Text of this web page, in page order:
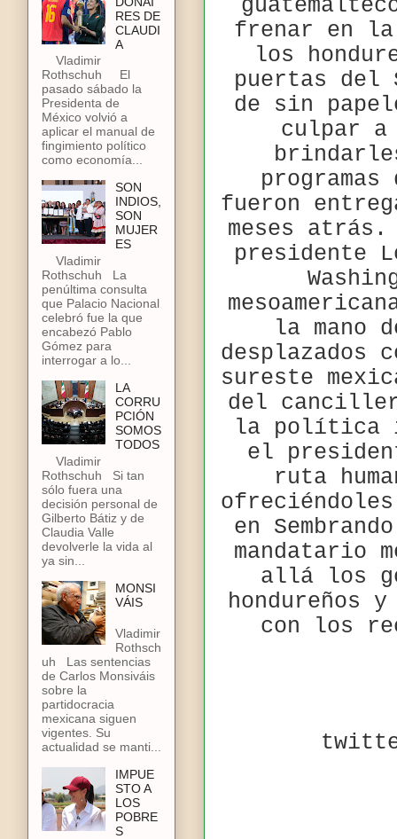
frenar en
los
puertas del
de sin
culpar a
fueron
meses
presidente
la mano
desplazados
sureste
del
la política
el
ruta
en
mandatario
allá los
hondureños
con los
RES DE
CLAUDI
A
Vladimir
Rothschuh El
pasado sábado la
Presidenta de
México volvió a
aplicar el manual de
fingimiento político
como economía...
SON
INDIOS,
SON
MUJER
ES
Vladimir
Rothschuh La
penúltima consulta
que Palacio Nacional
celebró fue la que
encabezó Pablo
Gómez para
interrogar a lo...
LA
CORRU
PCIÓN
SOMOS
TODOS
Vladimir
Rothschuh Si tan
sólo fuera una
decisión personal de
Gilberto Bátiz y de
Claudia Valle
devolverle la vida al
ya sin...
MONSI
VÁIS
Vladimir
Rothsch
uh Las sentencias
de Carlos Monsiváis
sobre la
partidocracia
mexicana siguen
vigentes. Su
actualidad se manti...
IMPUE
STO A
LOS
POBRE
S